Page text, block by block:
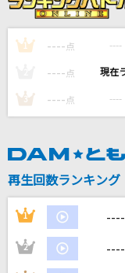
timelesz
DARMA GRAND
sister's noise
米津玄師, 宇多田ヒカル
1 ---- 点 ----
---- 点 ----
3 ---- 点 ----
再生回数ランキング
1 ----
2 ----